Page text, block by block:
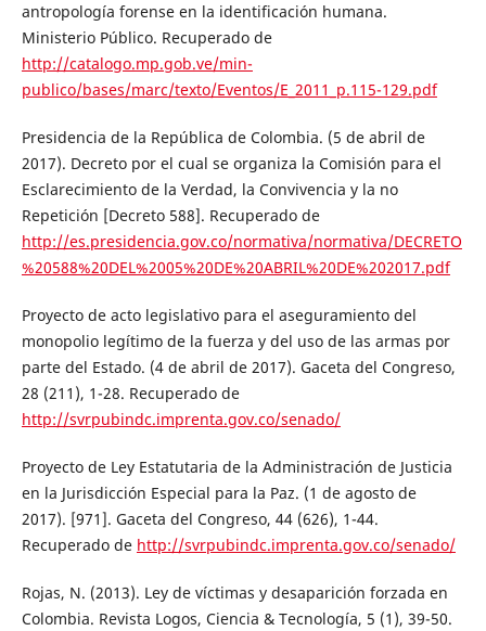
antropología forense en la identificación humana.
Ministerio Público. Recuperado de
http://catalogo.mp.gob.ve/min-
publico/bases/marc/texto/Eventos/E_2011_p.115-129.pdf
Presidencia de la República de Colombia. (5 de abril de
2017). Decreto por el cual se organiza la Comisión para el
Esclarecimiento de la Verdad, la Convivencia y la no
Repetición [Decreto 588]. Recuperado de
http://es.presidencia.gov.co/normativa/normativa/DECRETO
%20588%20DEL%2005%20DE%20ABRIL%20DE%202017.pdf
Proyecto de acto legislativo para el aseguramiento del
monopolio legítimo de la fuerza y del uso de las armas por
parte del Estado. (4 de abril de 2017). Gaceta del Congreso,
28 (211), 1-28. Recuperado de
http://svrpubindc.imprenta.gov.co/senado/
Proyecto de Ley Estatutaria de la Administración de Justicia
en la Jurisdicción Especial para la Paz. (1 de agosto de
2017). [971]. Gaceta del Congreso, 44 (626), 1-44.
Recuperado de http://svrpubindc.imprenta.gov.co/senado/
Rojas, N. (2013). Ley de víctimas y desaparición forzada en
Colombia. Revista Logos, Ciencia & Tecnología, 5 (1), 39-50.